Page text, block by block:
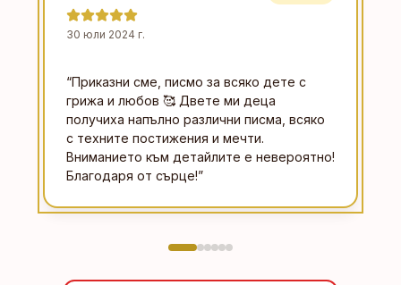
30 юли 2024 г.
“Приказни сме, писмо за всяко дете с
грижа и любов 🥰 Двете ми деца
получиха напълно различни писма, всяко
с техните постижения и мечти.
Вниманието към детайлите е невероятно!
Благодаря от сърце!”